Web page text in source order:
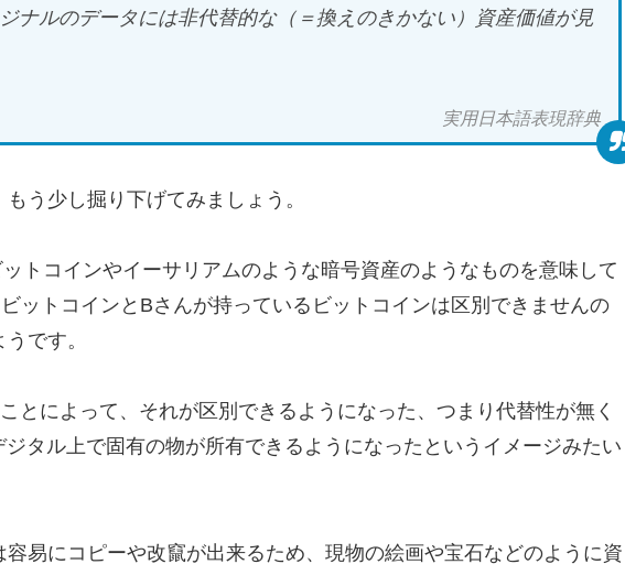
ナルのデータには非代替的な（＝換えのきかない）資産価値が見
実用日本語表現辞典
う少し掘り下げてみましょう。
トコインやイーサリアムのような暗号資産のようなものを意味して
ットコインとBさんが持っているビットコインは区別できませんの
です。
とによって、それが区別できるようになった、つまり代替性が無く
タル上で固有の物が所有できるようになったというイメージみたい
易にコピーや改竄が出来るため、現物の絵画や宝石などのように資